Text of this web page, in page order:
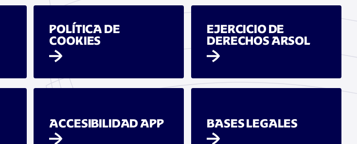
POLÍTICA DE
COOKIES
EJERCICIO DE
DERECHOS ARSOL
ACCESIBILIDAD APP BASES LEGALES